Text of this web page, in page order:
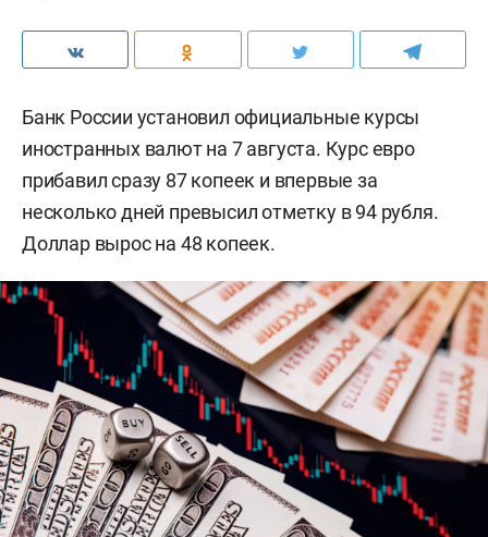
Банк России установил официальные курсы
иностранных валют на 7 августа. Курс евро
прибавил сразу 87 копеек и впервые за
несколько дней превысил отметку в 94 рубля.
Доллар вырос на 48 копеек.